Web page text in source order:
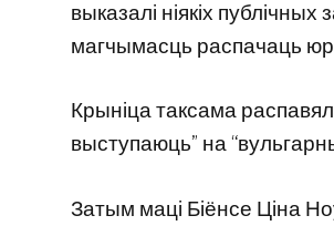
выказалі ніякіх
магчымасць распачаць
Крыніца таксама
выступаюць” на
Затым маці Біёнсе Ціна